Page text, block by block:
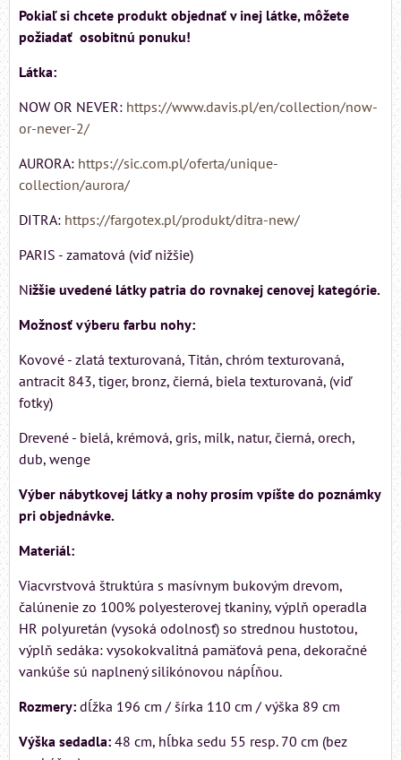
Pokiaľ si chcete produkt objednať v inej látke, môžete
požiadať osobitnú ponuku!
Látka:
NOW OR NEVER: https://www.davis.pl/en/collection/now-
or-never-2/
AURORA: https://sic.com.pl/oferta/unique-
collection/aurora/
DITRA: https://fargotex.pl/produkt/ditra-new/
PARIS - zamatová (viď nižšie)
Nižšie uvedené látky patria do rovnakej cenovej kategórie.
Možnosť výberu farbu nohy:
Kovové - zlatá texturovaná, Titán, chróm texturovaná,
antracit 843, tiger, bronz, čierná, biela texturovaná, (viď
fotky)
Drevené - bielá, krémová, gris, milk, natur, čierná, orech,
dub, wenge
Výber nábytkovej látky a nohy prosím vpíšte do poznámky
pri objednávke.
Materiál:
Viacvrstvová štruktúra s masívnym bukovým drevom,
čalúnenie zo 100% polyesterovej tkaniny, výplň operadla
HR polyuretán (vysoká odolnosť) so strednou hustotou,
výplň sedáka: vysokokvalitná pamäťová pena, dekoračné
vankúše sú naplnený silikónovou nápĺňou.
Rozmery: dĺžka 196 cm / šírka 110 cm / výška 89 cm
Výška sedadla: 48 cm, hĺbka sedu 55 resp. 70 cm (bez